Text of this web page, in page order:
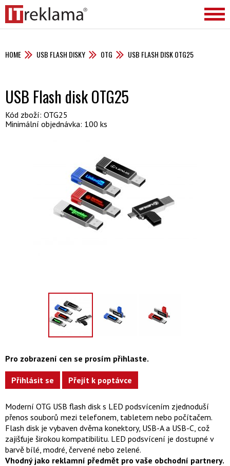
HOME USB FLASH DISKY OTG USB FLASH DISK OTG25
USB Flash disk OTG25
Kód zboží: OTG25
Minimální objednávka: 100 ks
Pro zobrazení cen se prosím přihlaste.
Přihlásit se Přejít k poptávce
Moderní OTG USB flash disk s LED podsvícením zjednoduší
přenos souborů mezi telefonem, tabletem nebo počítačem.
Flash disk je vybaven dvěma konektory, USB-A a USB-C, což
zajišťuje širokou kompatibilitu. LED podsvícení je dostupné v
barvě bílé, modré, červené nebo zelené.
Vhodný jako reklamní předmět pro vaše obchodní partnery.